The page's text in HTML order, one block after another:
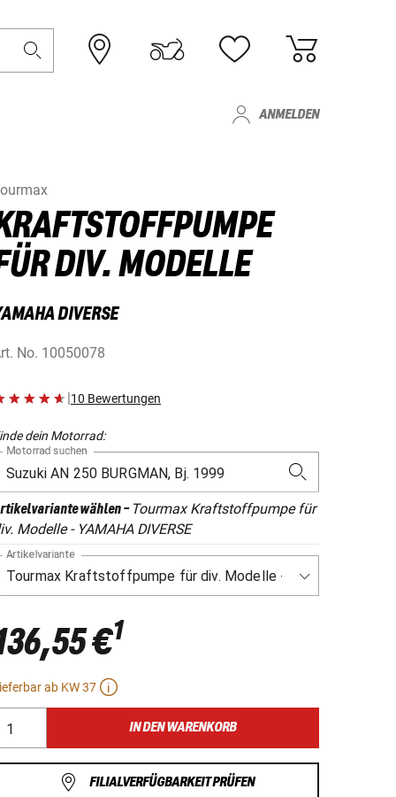
ANMELDEN
DIV. MODELLE
DIVERSE
No. 10050078
|10 Bewertungen
dein Motorrad:
Motorrad suchen
wählen- Tourmax Kraftstoffpumpe für
Modelle - YAMAHA DIVERSE
Artikelvariante
€1
ab KW 37
IN DEN WARENKORB
FILIALVERFÜGBARKEIT PRÜFEN